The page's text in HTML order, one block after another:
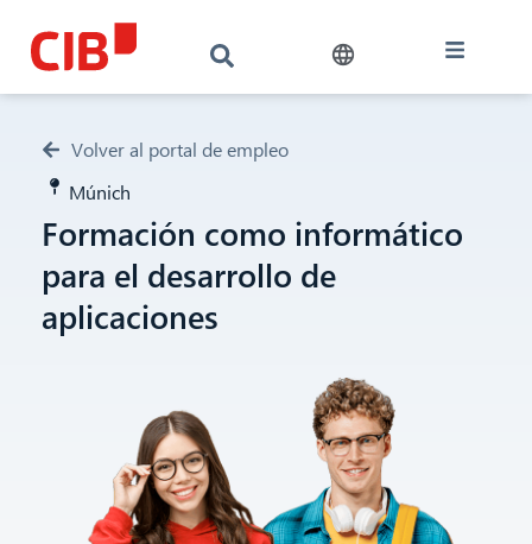
Volver al portal de empleo
Múnich
Formación como informático
para el desarrollo de
aplicaciones